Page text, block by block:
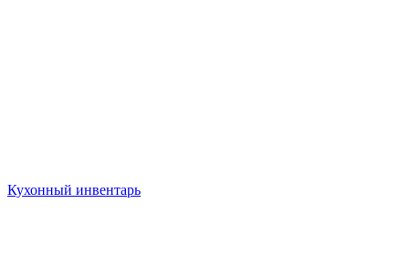
Кухонный инвентарь